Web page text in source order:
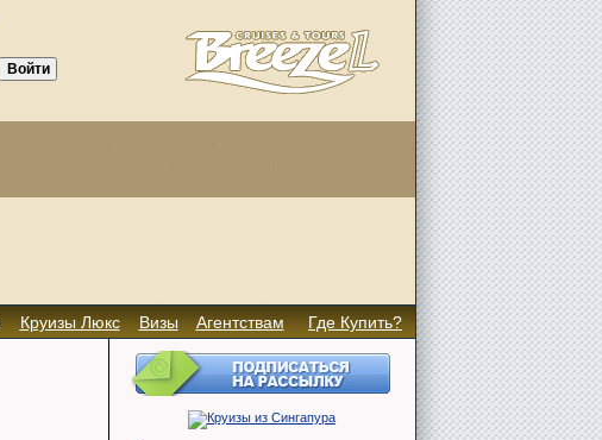
Круизы Люкс Визы Агентствам Где Купить?